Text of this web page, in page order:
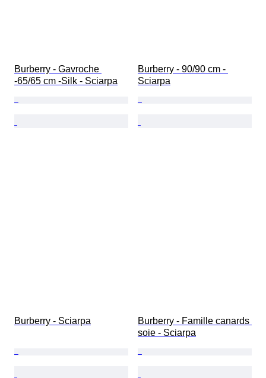
Burberry - Gavroche
-65/65 cm -Silk - Sciarpa
Burberry - 90/90 cm -
Sciarpa
Burberry - Sciarpa
Burberry - Famille canards
soie - Sciarpa